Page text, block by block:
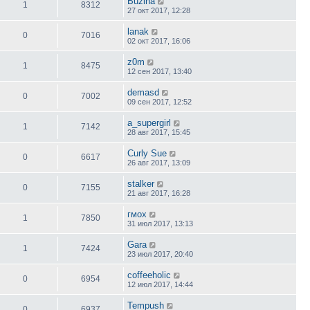
1 8312
27 окт 2017, 12:28
0 7016 lanak
02 окт 2017, 16:06
1 8475 z0m
12 сен 2017, 13:40
0 7002 demasd
09 сен 2017, 12:52
1 7142 a_supergirl
28 авг 2017, 15:45
0 6617 Curly Sue
26 авг 2017, 13:09
0 7155 stalker
21 авг 2017, 16:28
1 7850 гмох
31 июл 2017, 13:13
1 7424 Gara
23 июл 2017, 20:40
0 6954 coffeeholic
12 июл 2017, 14:44
Tempush